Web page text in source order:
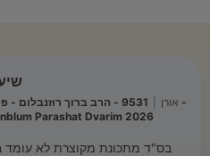
אורן
9531 - הרב ברוך
Parashat Dvarim 2026
בס"ד מתכונת מקוצרת לא עומד